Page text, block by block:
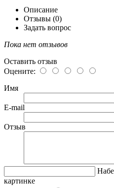
Описание
Отзывы (0)
Задать вопрос
Пока нет отзывов
Оставить отзыв
Оцените:
Имя
E-mail
Отзыв
картинке